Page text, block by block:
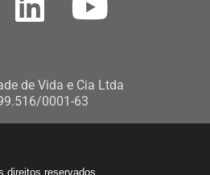
de Vida e Cia Ltda
0001-63
direitos reservados.